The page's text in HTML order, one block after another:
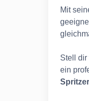
Mit
Stell
ein
Spritzer